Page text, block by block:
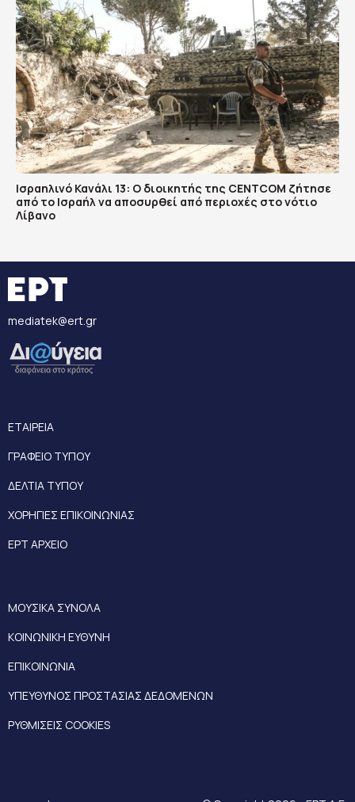
Ισραηλινό Κανάλι 13: Ο διοικητής της CENTCOM ζήτησε
από το Ισραήλ να αποσυρθεί από περιοχές στο νότιο
Λίβανο
mediatek@ert.gr
ΕΤΑΙΡΕΙΑ
ΓΡΑΦΕΙΟ ΤΥΠΟΥ
ΔΕΛΤΙΑ ΤΥΠΟΥ
ΧΟΡΗΓΙΕΣ ΕΠΙΚΟΙΝΩΝΙΑΣ
ΕΡΤ ΑΡΧΕΙΟ
ΜΟΥΣΙΚΑ ΣΥΝΟΛΑ
ΚΟΙΝΩΝΙΚΗ ΕΥΘΥΝΗ
ΕΠΙΚΟΙΝΩΝΙΑ
ΥΠΕΥΘΥΝΟΣ ΠΡΟΣΤΑΣΙΑΣ ΔΕΔΟΜΕΝΩΝ
ΡΥΘΜΙΣΕΙΣ COOKIES